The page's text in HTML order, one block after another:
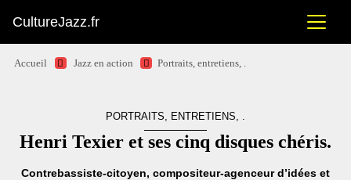
CultureJazz.fr
Accueil Jazz en action Portraits, entretiens, .
PORTRAITS, ENTRETIENS, .
Henri Texier et ses cinq disques chéris.
Contrebassiste-citoyen, compositeur-agenceur d’idées et